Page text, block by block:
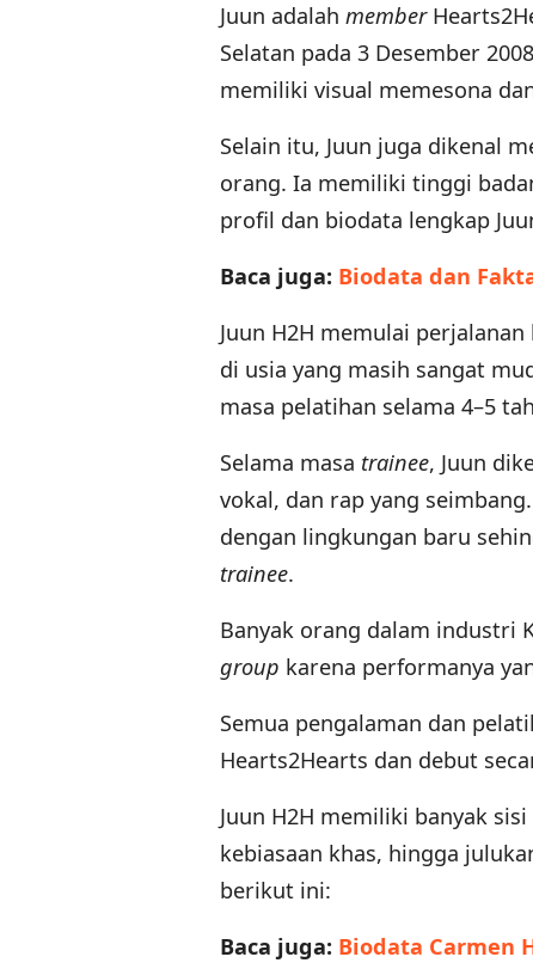
Juun adalah member
Selatan pada 3 Desember
memiliki visual memesona
Selain itu, Juun juga dikenal
orang. Ia memiliki tinggi
profil dan biodata lengkap
Baca juga: Biodata dan
Juun H2H memulai
di usia yang masih sangat
masa pelatihan selama 4–5
Selama masa trainee, Juun
vokal, dan rap yang
dengan lingkungan baru
trainee.
Banyak orang dalam industri
group karena performanya
Semua pengalaman dan
Hearts2Hearts dan debut
Juun H2H memiliki banyak
kebiasaan khas, hingga
berikut ini:
Baca juga: Biodata Carmen